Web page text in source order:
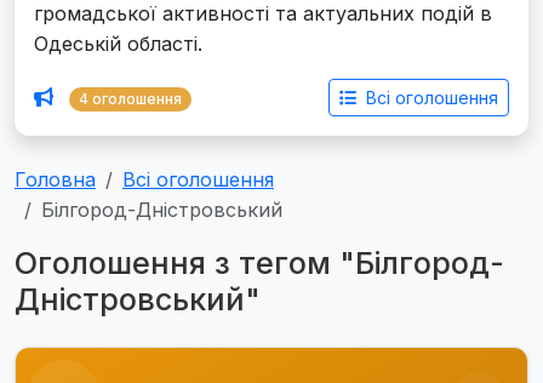
громадської активності та актуальних подій в
Одеській області.
4 оголошення Всі оголошення
Головна
Всі оголошення
Білгород-Дністровський
Оголошення з тегом "Білгород-
Дністровський"